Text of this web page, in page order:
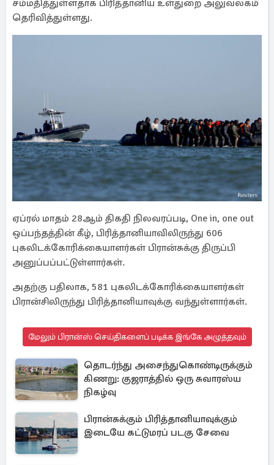
சம்மதித்துள்ளதாக பிரித்தானிய உள்துறை அலுவலகம்
தெரிவித்துள்ளது.
ஏப்ரல் மாதம் 28ஆம் திகதி நிலவரப்படி, One in, one out
ஒப்பந்தத்தின் கீழ், பிரித்தானியாவிலிருந்து 606
புகலிடக்கோரிக்கையாளர்கள் பிரான்சுக்கு திருப்பி
அனுப்பப்பட்டுள்ளார்கள்.
அதற்கு பதிலாக, 581 புகலிடக்கோரிக்கையாளர்கள்
பிரான்சிலிருந்து பிரித்தானியாவுக்கு வந்துள்ளார்கள்.
மேலும் பிரான்ஸ் செய்திகளைப் படிக்க இங்கே அழுத்தவும்
தொடர்ந்து அசைந்துகொண்டிருக்கும்
கிணறு: குஜராத்தில் ஒரு சுவாரஸ்ய
நிகழ்வு
பிரான்சுக்கும் பிரித்தானியாவுக்கும்
இடையே கட்டுமரப் படகு சேவை